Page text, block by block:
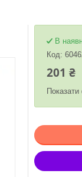
В
Код:
201 ₴
Показати